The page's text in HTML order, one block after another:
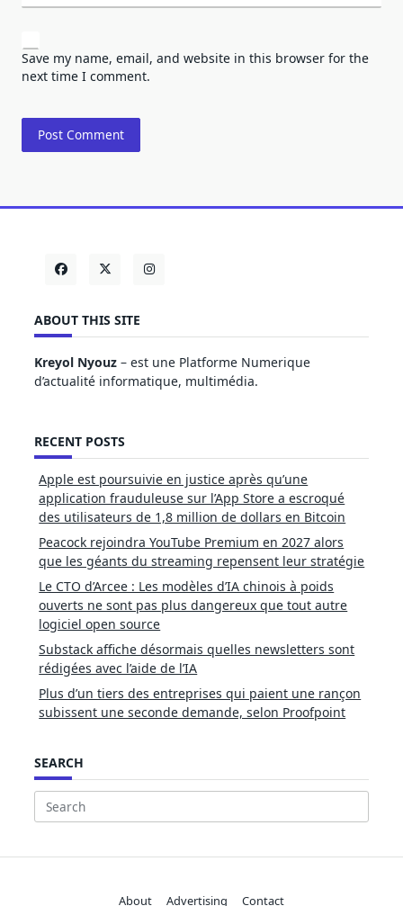
Save my name, email, and website in this browser for the
next time I comment.
ABOUT THIS SITE
Kreyol Nyouz – est une Platforme Numerique
d’actualité informatique, multimédia.
RECENT POSTS
Apple est poursuivie en justice après qu’une
application frauduleuse sur l’App Store a escroqué
des utilisateurs de 1,8 million de dollars en Bitcoin
Peacock rejoindra YouTube Premium en 2027 alors
que les géants du streaming repensent leur stratégie
Le CTO d’Arcee : Les modèles d’IA chinois à poids
ouverts ne sont pas plus dangereux que tout autre
logiciel open source
Substack affiche désormais quelles newsletters sont
rédigées avec l’aide de l’IA
Plus d’un tiers des entreprises qui paient une rançon
subissent une seconde demande, selon Proofpoint
SEARCH
Search
About Advertising Contact